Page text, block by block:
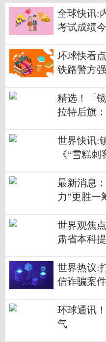
全球快讯:
考试成绩
环球快看
铁路警方
精选！「
拉特后旗
世界快讯:
《“雪糕刺
最新消息
力”更胜一
世界观焦
肃省本科
世界热议:
信诈骗案
环球通讯
气